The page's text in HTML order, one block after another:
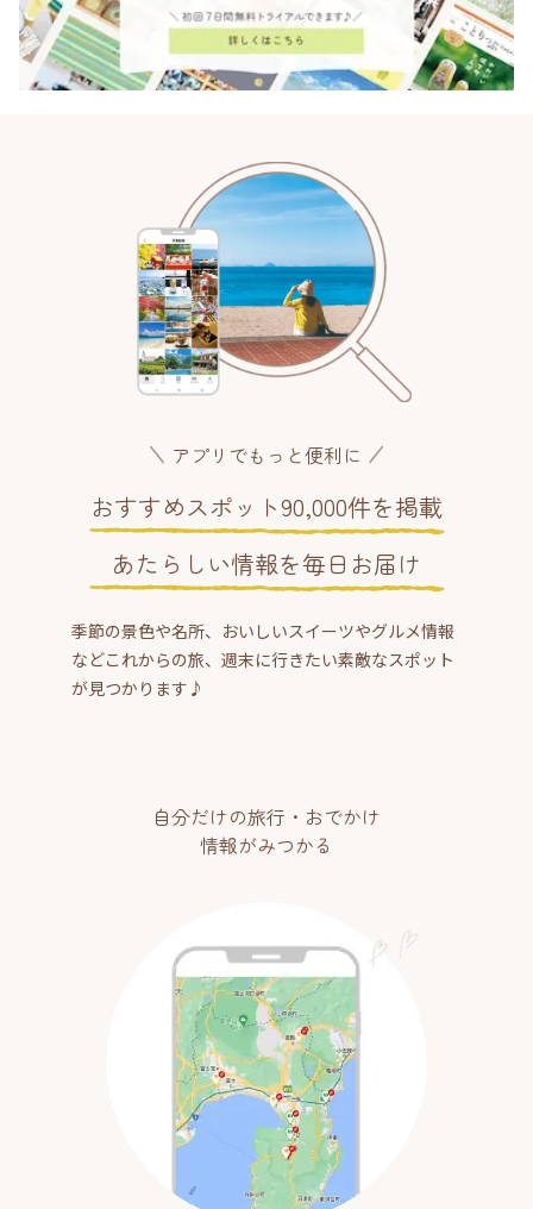
アプリでもっと便利に
おすすめスポット90,000件を掲載
あたらしい情報を毎日お届け
季節の景色や名所、おいしいスイーツやグルメ情報
などこれからの旅、週末に行きたい素敵なスポット
が見つかります♪
自分だけの旅行・おでかけ
情報がみつかる